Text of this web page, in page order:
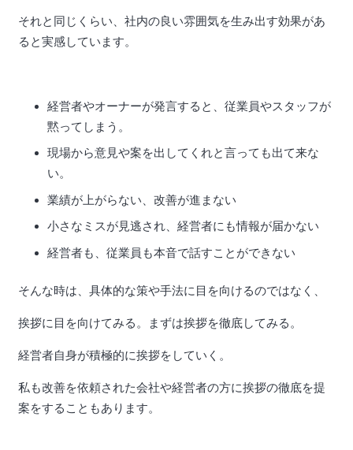
それと同じくらい、社内の良い雰囲気を生み出す効果があ
ると実感しています。
経営者やオーナーが発言すると、従業員やスタッフが
黙ってしまう。
現場から意見や案を出してくれと言っても出て来な
い。
業績が上がらない、改善が進まない
小さなミスが見逃され、経営者にも情報が届かない
経営者も、従業員も本音で話すことができない
そんな時は、具体的な策や手法に目を向けるのではなく、
挨拶に目を向けてみる。まずは挨拶を徹底してみる。
経営者自身が積極的に挨拶をしていく。
私も改善を依頼された会社や経営者の方に挨拶の徹底を提
案をすることもあります。